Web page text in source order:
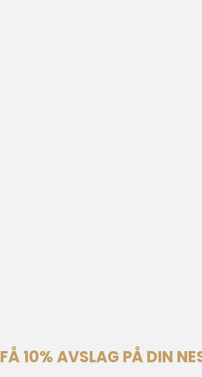
FÅ 10% AVSLAG PÅ DIN